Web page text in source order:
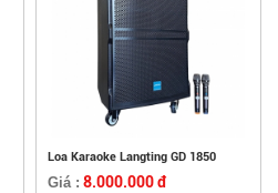
Loa Karaoke Langting GD 1850
Giá : 8.000.000 đ